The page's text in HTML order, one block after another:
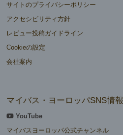
サイトのプライバシーポリシー
アクセシビリティ方針
レビュー投稿ガイドライン
Cookieの設定
会社案内
マイバス・ヨーロッパSNS情報
YouTube
マイバスヨーロッパ公式チャンネル